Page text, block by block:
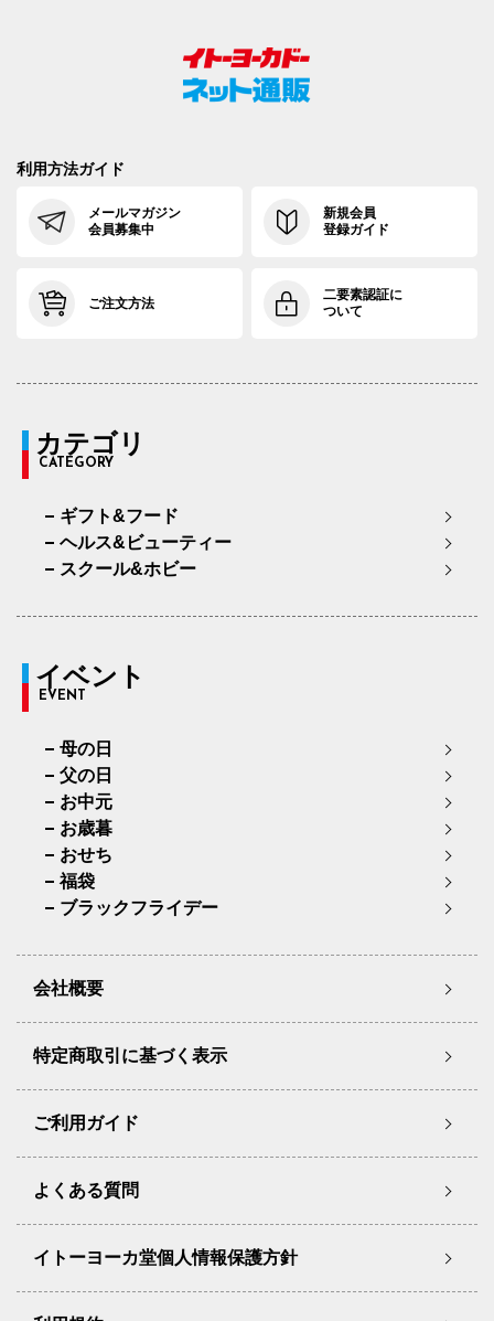
利用方法ガイド
メールマガジン
会員募集中
新規会員
登録ガイド
ご注文方法
二要素認証に
ついて
カテゴリ
CATEGORY
ギフト&フード
ヘルス&ビューティー
スクール&ホビー
イベント
EVENT
母の日
父の日
お中元
お歳暮
おせち
福袋
ブラックフライデー
会社概要
特定商取引に基づく表示
ご利用ガイド
よくある質問
イトーヨーカ堂個人情報保護方針